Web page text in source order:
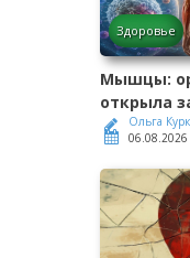
Здоровье
Мышцы:
открыла
Ольга
06.08.2026